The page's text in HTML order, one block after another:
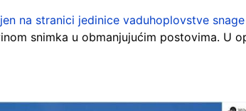
na stranici jedinice vaduhoplovstve snage
snimka u obmanjujućim postovima. U